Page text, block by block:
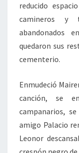
reducido
camineros y
abandonados
quedaron sus
cementerio.
Enmudeció
canción, se
campanarios,
amigo Palacio
Leonor